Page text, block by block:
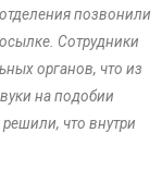
позвонили
Сотрудники
органов, что из
на подобии
что внутри